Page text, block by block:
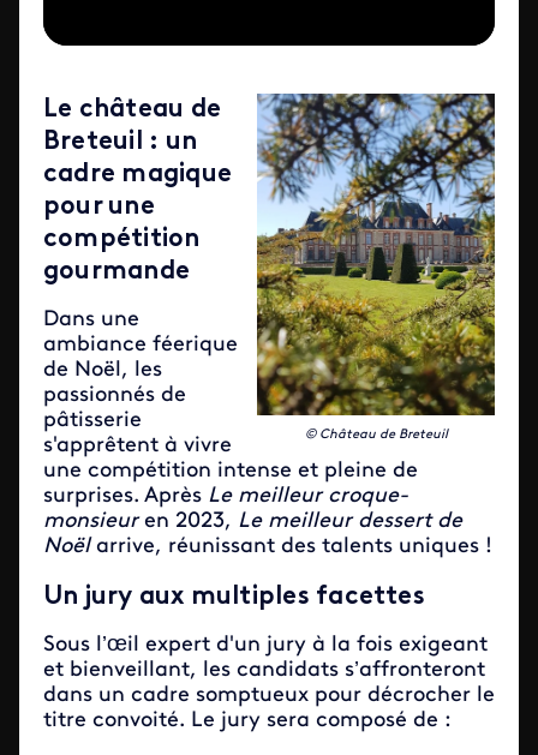
© Château de Breteuil
Le château de
Breteuil
: un
cadre magique
pour une
compétition
gourmande
Dans une
ambiance féerique
de Noël, les
passionnés de
pâtisserie
s'apprêtent à vivre
une compétition intense et pleine de
surprises. Après Le meilleur croque-
monsieuren 2023, Le meilleur dessert de
Noël arrive, réunissant des talents uniques !
Un jury aux multiples facettes
Sous l’œil expert d'un jury à la fois exigeant
et bienveillant, les candidats s’affronteront
dans un cadre somptueux pour décrocher le
titre convoité. Le jury sera composé de :